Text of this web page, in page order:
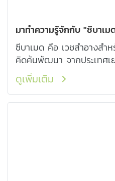
มาทำความรู้จักกับ "ซีบาเม
ซีบาเมด คือ เวชสำอางส
คิดค้นพัฒนา จากประเทศเ
ดูเพิ่มเติม